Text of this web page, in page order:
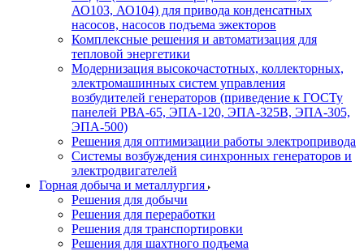
АО103, АО104) для привода конденсатных
насосов, насосов подъема эжекторов
Комплексные решения и автоматизация для
тепловой энергетики
Модернизация высокочастотных, коллекторных,
электромашинных систем управления
возбудителей генераторов (приведение к ГОСТу
панелей РВА-65, ЭПА-120, ЭПА-325В, ЭПА-305,
ЭПА-500)
Решения для оптимизации работы электропривода
Системы возбуждения синхронных генераторов и
электродвигателей
Горная добыча и металлургия
Решения для добычи
Решения для переработки
Решения для транспортировки
Решения для шахтного подъема